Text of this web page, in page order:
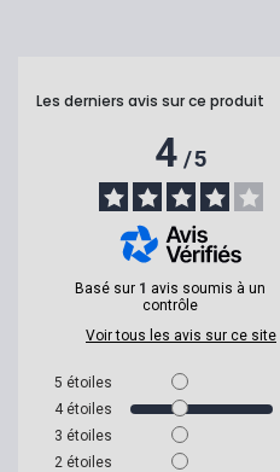
Les derniers avis sur ce produit
4/5
Basé sur 1 avis soumis à un
contrôle
Voir tous les avis sur ce site
5 étoiles
4 étoiles
3 étoiles
2 étoiles